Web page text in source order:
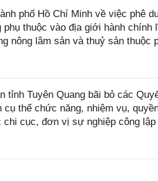
phố Hồ Chí Minh về việc phê
thuộc vào địa giới hành
nông lâm sản và thuỷ sản thuộc
Tuyên Quang bãi bỏ các
cụ thể chức năng, nhiệm vụ,
cục, đơn vị sự nghiệp công lập